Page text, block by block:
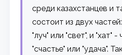
среди казахстанцев и
состоит из двух
"луч" или "свет", и "хат" -
"счастье" или "удача".